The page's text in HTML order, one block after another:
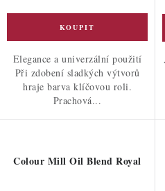
Elegance a univerzální použití
Při zdobení sladkých výtvorů
hraje barva klíčovou roli.
Prachová...
Colour Mill Oil Blend Royal